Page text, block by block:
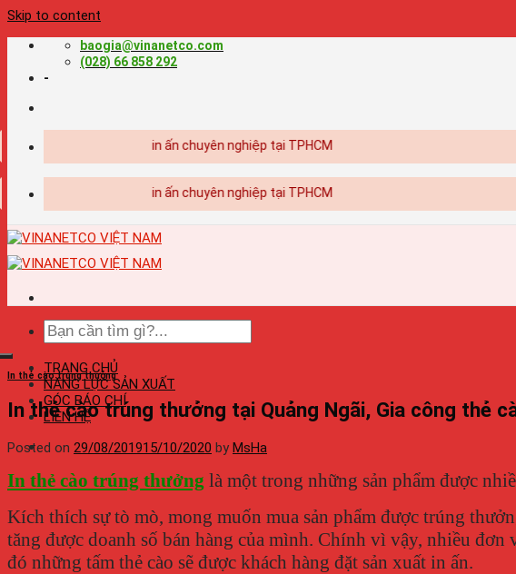
Skip to content
baogia@vinanetco.com
(028) 66 858 292
-
| Thiết kế - in ấn chuyên nghiệp tại TPHCM
| Thiết kế - in ấn chuyên nghiệp tại TPHCM
TRANG CHỦ
NĂNG LỰC SẢN XUẤT
GÓC BÁO CHÍ
LIÊN HỆ
In thẻ cào trúng thưởng
In thẻ cào trúng thưởng tại Quảng Ngãi, Gia công thẻ
Posted on 29/08/201915/10/2020 byMsHa
In thẻ cào trúng thưởng là một trong những sản phẩm được
Kích thích sự tò mò, mong muốn mua sản phẩm được trúng
tăng được doanh số bán hàng của mình. Chính vì vậy, nhiều
đó những tấm thẻ cào sẽ được khách hàng đặt sản xuất in ấn.